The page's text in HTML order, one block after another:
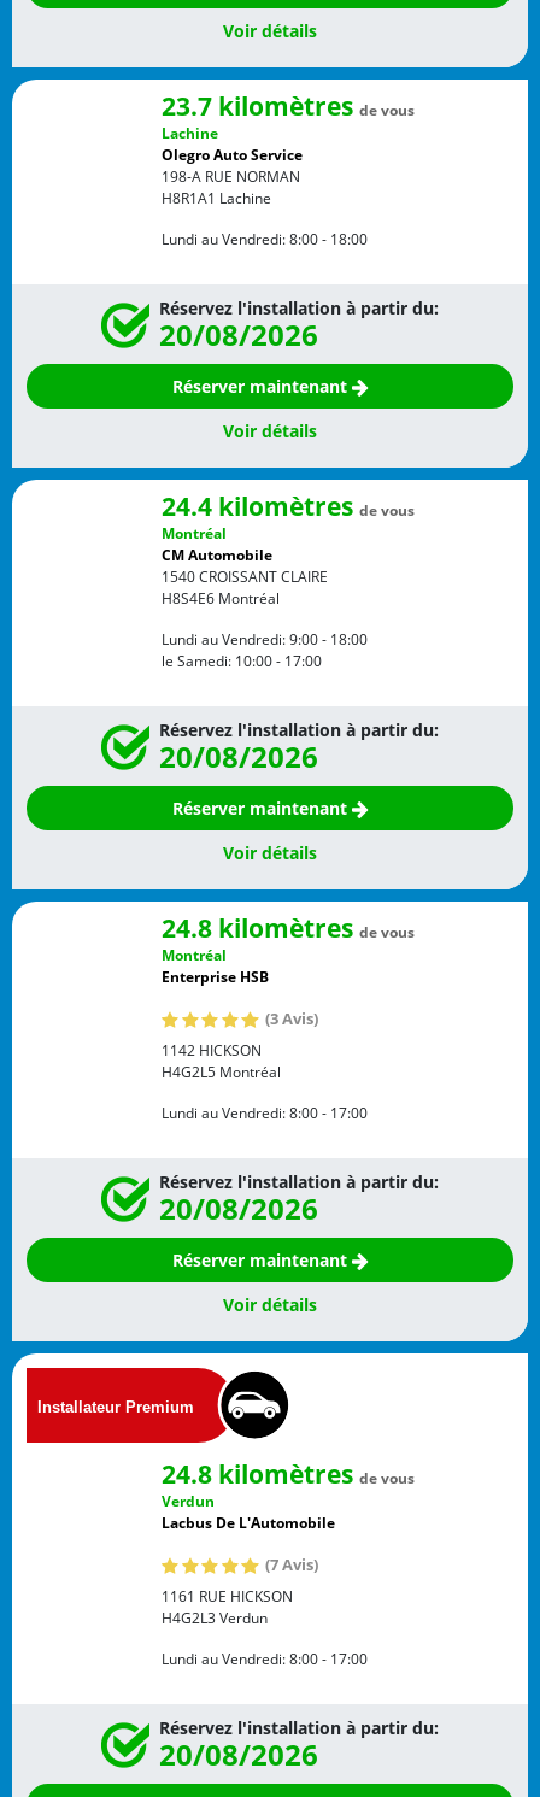
Voir détails
23.7 kilomètres de vous
Lachine
Olegro Auto Service
198-A RUE NORMAN
H8R1A1 Lachine
Lundi au Vendredi:8:00 - 18:00
Réservez l'installation à partir du:
20/08/2026
Réserver maintenant
Voir détails
24.4 kilomètres de vous
Montréal
CM Automobile
1540 CROISSANT CLAIRE
H8S4E6 Montréal
Lundi au Vendredi:9:00 - 18:00
le Samedi: 10:00 - 17:00
Réservez l'installation à partir du:
20/08/2026
Réserver maintenant
Voir détails
24.8 kilomètres de vous
Montréal
Enterprise HSB
(3 Avis)
1142 HICKSON
H4G2L5 Montréal
Lundi au Vendredi:8:00 - 17:00
Réservez l'installation à partir du:
20/08/2026
Réserver maintenant
Voir détails
24.8 kilomètres de vous
Verdun
Lacbus De L'Automobile
(7 Avis)
1161 RUE HICKSON
H4G2L3Verdun
Lundi au Vendredi:8:00 - 17:00
Réservez l'installation à partir du:
20/08/2026